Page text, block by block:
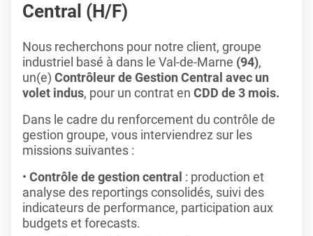
Central (H/F)
Nous recherchons pour notre client, groupe
industriel basé à dans le Val-de-Marne (94),
un(e) Contrôleur de Gestion Central avec un
volet indus, pour un contrat en CDD de 3 mois.
Dans le cadre du renforcement du contrôle de
gestion groupe, vous interviendrez sur les
missions suivantes :
Contrôle de gestion central : production et
analyse des reportings consolidés, suivi des
indicateurs de performance, participation aux
budgets et forecasts.